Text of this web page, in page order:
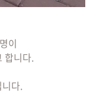
이
합니다.
다.